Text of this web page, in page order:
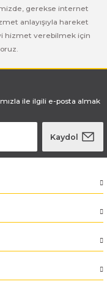
180-LI
18V-10
gerekse internet
anlayışıyla hareket
hizmet verebilmek için
ile ilgili e-posta almak
Kaydol